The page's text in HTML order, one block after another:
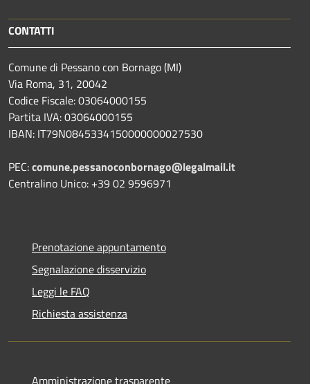
CONTATTI
Comune di Pessano con Bornago (MI)
Via Roma, 31, 20042
Codice Fiscale: 03064000155
Partita IVA: 03064000155
IBAN: IT79N0845334150000000027530
PEC:comune.pessanoconbornago@legalmail.it
Centralino Unico: +39 02 9596971
Prenotazione appuntamento
Segnalazione disservizio
Leggi le FAQ
Richiesta assistenza
Amministrazione trasparente